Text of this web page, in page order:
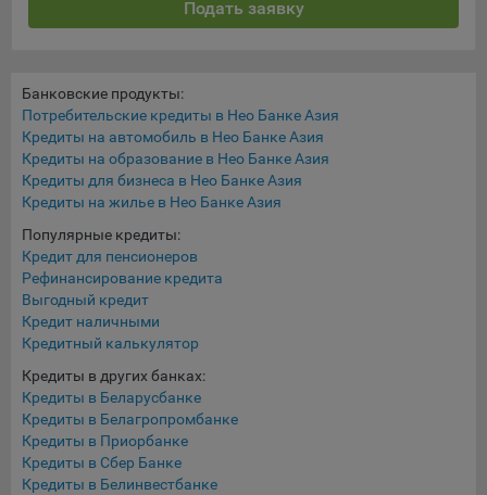
составить представление о тенденциях использования
9.5. Файлы cookie, применяемые для определения целевой
аудитории и в рекламных целях, например Яндекс.Метрика,
Google Analytics.
Технические/Функциональные, хранятся не более года;
платформ «Google Analytics», «Яндекс.Метрика»
(статистические), установлены на сервере Общества и не
передаются третьим лицам, часть из которых хранятся во
время пользования сайтом;
Остальные - не более года.
Отключение аналитических файлов cookie не позволяет
определять предпочтения пользователей сайта, в том числе
наиболее и наименее популярные страницы и принимать
меры по совершенствованию работы сайта исходя из
предпочтений пользователей.
Подать заявку
Банковские продукты:
Потребительские кредиты в Нео Банке Азия
Кредиты на автомобиль в Нео Банке Азия
Кредиты на образование в Нео Банке Азия
Кредиты для бизнеса в Нео Банке Азия
Кредиты на жилье в Нео Банке Азия
Популярные кредиты:
Кредит для пенсионеров
Рефинансирование кредита
Выгодный кредит
Кредит наличными
Кредитный калькулятор
Кредиты в других банках:
Кредиты в Беларусбанке
Кредиты в Белагропромбанке
Кредиты в Приорбанке
Кредиты в Сбер Банке
Кредиты в Белинвестбанке